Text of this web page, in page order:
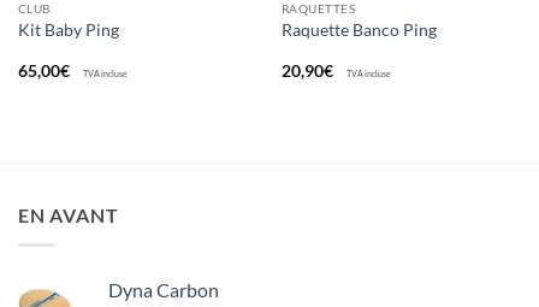
CLUB
Kit Baby Ping
65,00€ TVA incluse
RAQUETTES
Raquette Banco Ping
20,90€ TVA incluse
EN AVANT
Dyna Carbon